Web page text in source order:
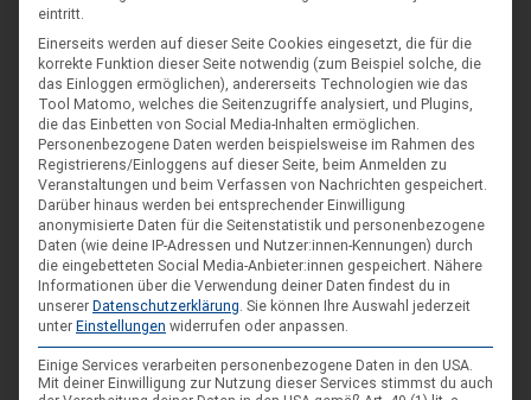
DIE NÄCHSTEN VERANSTALTUNGEN
ARR|JEL Sommertreffen 2026
21. Aug. 26
Blankenburg (Harz)-Wienrode
Landes-NAP 2026
4. Sep. 26
eintritt.
Einerseits werden auf dieser Seite Cookies eingesetzt, die für die
korrekte Funktion dieser Seite notwendig (zum Beispiel solche, die
das Einloggen ermöglichen), andererseits Technologien wie das
Tool Matomo, welches die Seitenzugriffe analysiert, und Plugins,
die das Einbetten von Social Media-Inhalten ermöglichen.
Personenbezogene Daten werden beispielsweise im Rahmen des
Registrierens/Einloggens auf dieser Seite, beim Anmelden zu
Veranstaltungen und beim Verfassen von Nachrichten gespeichert.
Darüber hinaus werden bei entsprechender Einwilligung
anonymisierte Daten für die Seitenstatistik und personenbezogene
Daten (wie deine IP-Adressen und Nutzer:innen-Kennungen) durch
die eingebetteten Social Media-Anbieter:innen gespeichert. Nähere
Informationen über die Verwendung deiner Daten findest du in
unserer Datenschutzerklärung. Sie können Ihre Auswahl jederzeit
unter Einstellungen widerrufen oder anpassen.
Einige Services verarbeiten personenbezogene Daten in den USA.
Mit deiner Einwilligung zur Nutzung dieser Services stimmst du auch